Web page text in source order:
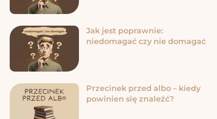
Jak jest poprawnie:
niedomagać czy nie domagać
Przecinek przed albo – kiedy
powinien się znaleźć?